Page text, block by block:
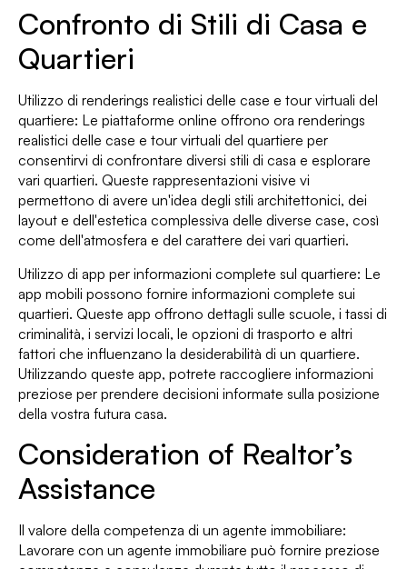
Confronto di Stili di Casa e
Quartieri
Utilizzo di renderings realistici delle case e tour virtuali del
quartiere: Le piattaforme online offrono ora renderings
realistici delle case e tour virtuali del quartiere per
consentirvi di confrontare diversi stili di casa e esplorare
vari quartieri. Queste rappresentazioni visive vi
permettono di avere un'idea degli stili architettonici, dei
layout e dell'estetica complessiva delle diverse case, così
come dell'atmosfera e del carattere dei vari quartieri.
Utilizzo di app per informazioni complete sul quartiere: Le
app mobili possono fornire informazioni complete sui
quartieri. Queste app offrono dettagli sulle scuole, i tassi di
criminalità, i servizi locali, le opzioni di trasporto e altri
fattori che influenzano la desiderabilità di un quartiere.
Utilizzando queste app, potrete raccogliere informazioni
preziose per prendere decisioni informate sulla posizione
della vostra futura casa.
Consideration of Realtor’s
Assistance
Il valore della competenza di un agente immobiliare:
Lavorare con un agente immobiliare può fornire preziose